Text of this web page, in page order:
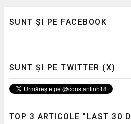
SUNT ȘI PE FACEBOOK
SUNT ȘI PE TWITTER (X)
TOP 3 ARTICOLE "LAST 30